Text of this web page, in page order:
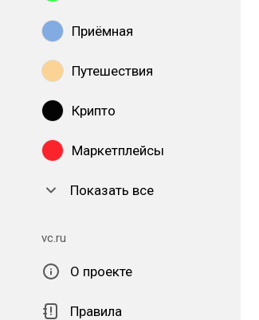
Приёмная
Путешествия
Крипто
Маркетплейсы
Показать все
vc.ru
О проекте
Правила